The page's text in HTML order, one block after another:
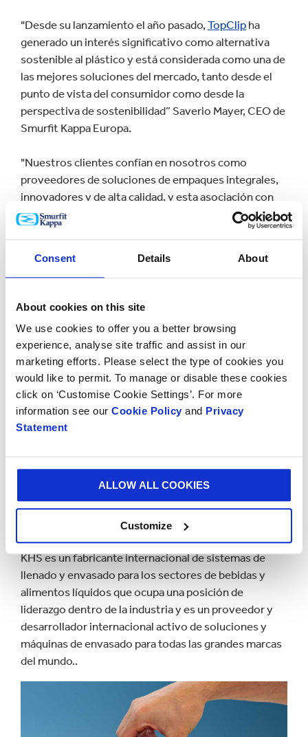
Consent Details About
About cookies on this site
We use cookies to offer you a better browsing
experience, analyse site traffic and assist in our
marketing efforts. Please select the type of cookies you
would like to permit. To manage or disable these cookies
click on ‘Customise Cookie Settings’. For more
information see our Cookie Policy and Privacy
Statement
ALLOW ALL COOKIES
Customize
"Desde su lanzamiento el año pasado,TopClip ha
generado un interés significativo como alternativa
sostenible al plástico y está considerada como una de
las mejores soluciones del mercado, tanto desde el
punto de vista del consumidor como desde la
perspectiva de sostenibilidad” Saverio Mayer, CEO de
Smurfit Kappa Europa.
"Nuestros clientes confían en nosotros como
proveedores de soluciones de empaques integrales,
innovadores y de alta calidad, y esta asociación con
KHS, un líder mundial en tecnología nos permite
satisfacer esa demanda y trabajar en perfecta armonía
En el marco de la alianza, Johannes T. Grobe, Jefe de
Ventas de KHS, dijo: "En KHS decidimos ser pioneros
TopClipes una muestra de que es posible generar más
alternativas de empaque sostenibles para minoristas
y marcas”
"La optimización de los sistemas de embalaje, el
ahorro de materiales y energía siempre ha sido una de
TopClipes otro revolucionario cambio para la
industria de bebidas y, junto con Smurfit Kappa,
estamos encantados de ofrecer a nuestros clientes
una solución integral de envasado y automatización",
KHS es un fabricante internacional de sistemas de
llenado y envasado para los sectores de bebidas y
alimentos líquidos que ocupa una posición de
liderazgo dentro de la industria y es un proveedor y
desarrollador internacional activo de soluciones y
máquinas de envasado para todas las grandes marcas
del mundo..